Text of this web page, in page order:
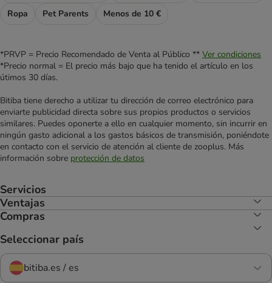
Ropa
Pet Parents Menos de 10 €
*PRVP = Precio Recomendado de Venta al Público ** Ver condiciones
*Precio normal = El precio más bajo que ha tenido el artículo en los
útimos 30 días.
Bitiba tiene derecho a utilizar tu dirección de correo electrónico para
enviarte publicidad directa sobre sus propios productos o servicios
similares. Puedes oponerte a ello en cualquier momento, sin incurrir en
ningún gasto adicional a los gastos básicos de transmisión, poniéndote
en contacto con el servicio de atención al cliente de zooplus. Más
información sobre protección de datos
Servicios
Ventajas
Compras
Seleccionar país
bitiba.es / es